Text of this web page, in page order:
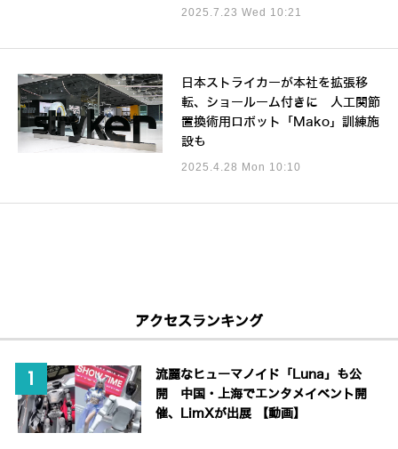
2025.7.23 Wed 10:21
日本ストライカーが本社を拡張移
転、ショールーム付きに 人工関節
置換術用ロボット「Mako」訓練施
設も
2025.4.28 Mon 10:10
アクセスランキング
流麗なヒューマノイド「Luna」も公
開 中国・上海でエンタメイベント開
催、LimXが出展 【動画】